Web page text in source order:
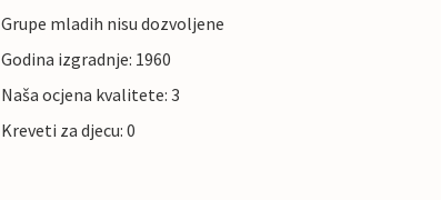
Grupe mladih nisu dozvoljene
Godina izgradnje: 1960
Naša ocjena kvalitete: 3
Kreveti za djecu: 0